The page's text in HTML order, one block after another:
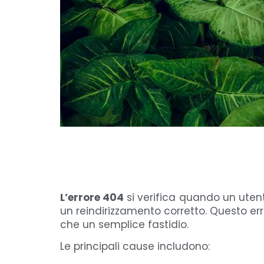
L’errore 404 si verifica quando un
un reindirizzamento corretto. Questo
che un semplice fastidio.
Le principali cause includono: